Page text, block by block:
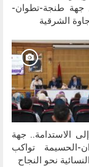
جهة طنجة-تطوان-
الشرقية
الاستدامة.. جهة
الحسيمة تواكب
نحو النجاح